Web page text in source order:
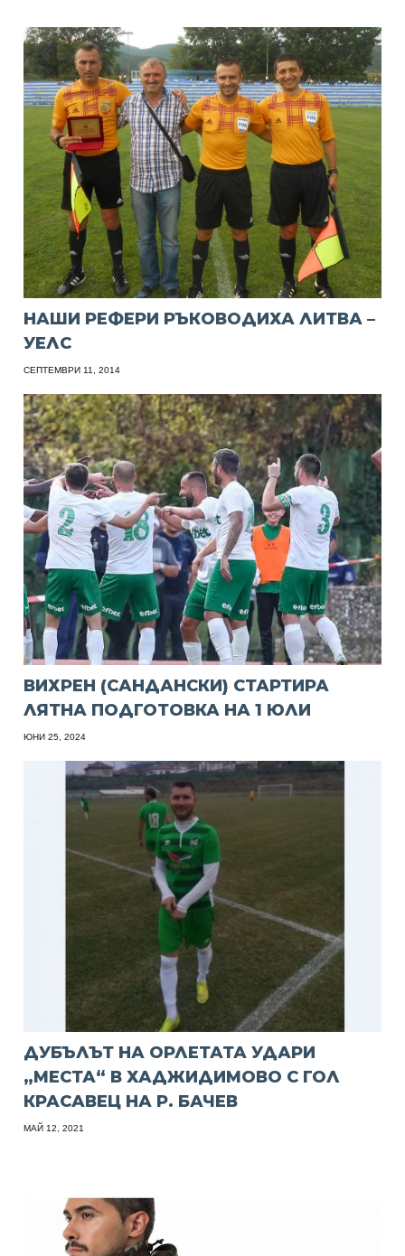
НАШИ РЕФЕРИ РЪКОВОДИХА ЛИТВА –
УЕЛС
СЕПТЕМВРИ 11, 2014
ВИХРЕН (САНДАНСКИ) СТАРТИРА
ЛЯТНА ПОДГОТОВКА НА 1 ЮЛИ
ЮНИ 25, 2024
ДУБЪЛЪТ НА ОРЛЕТАТА УДАРИ
„МЕСТА“ В ХАДЖИДИМОВО С ГОЛ
КРАСАВЕЦ НА Р. БАЧЕВ
МАЙ 12, 2021